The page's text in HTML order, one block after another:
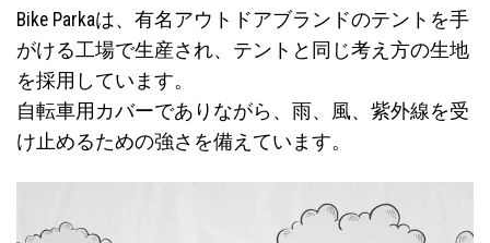
Bike Parkaは、有名アウトドアブランドのテントを手
がける工場で生産され、テントと同じ考え方の生地
を採用しています。
自転車用カバーでありながら、雨、風、紫外線を受
け止めるための強さを備えています。